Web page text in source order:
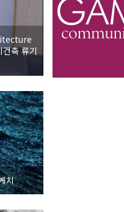
축 류기
치